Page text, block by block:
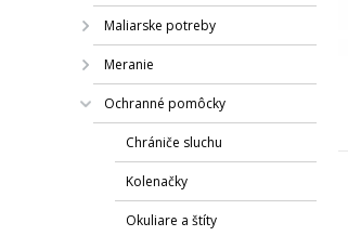
Maliarske potreby
Meranie
Ochranné pomôcky
Chrániče sluchu
Kolenačky
Okuliare a štíty